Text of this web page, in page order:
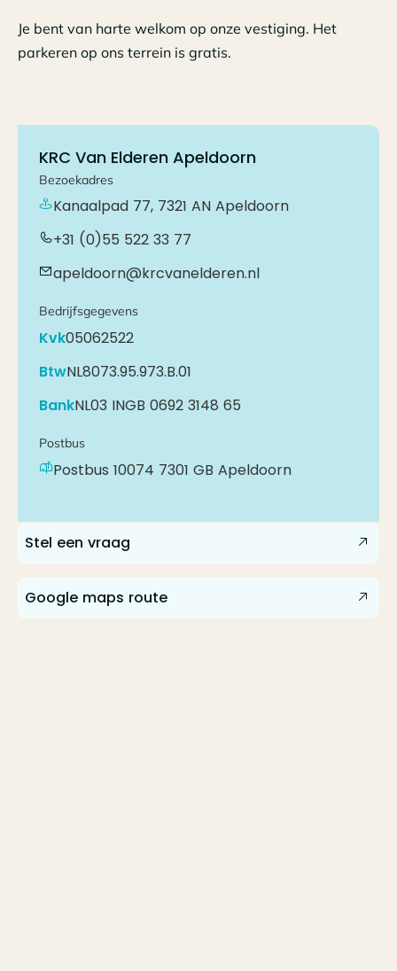
Je bent van harte welkom op onze vestiging. Het
parkeren op ons terrein is gratis.
KRC Van Elderen Apeldoorn
Bezoekadres
Kanaalpad 77, 7321 AN Apeldoorn
+31 (0)55 522 33 77
apeldoorn@krcvanelderen.nl
Bedrijfsgegevens
Kvk05062522
BtwNL8073.95.973.B.01
BankNL03 INGB 0692 3148 65
Postbus
Postbus 10074 7301 GB Apeldoorn
Stel een vraag
Google maps route